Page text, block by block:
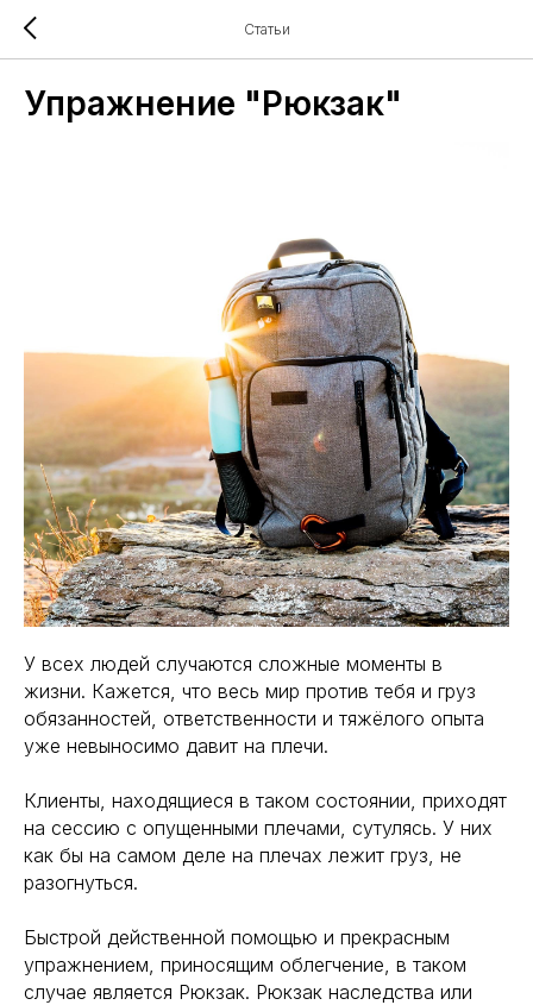
Статьи
Упражнение "Рюкзак"
У всех людей случаются сложные моменты в
жизни. Кажется, что весь мир против тебя и груз
обязанностей, ответственности и тяжёлого опыта
уже невыносимо давит на плечи.
Клиенты, находящиеся в таком состоянии, приходят
на сессию с опущенными плечами, сутулясь. У них
как бы на самом деле на плечах лежит груз, не
разогнуться.
Быстрой действенной помощью и прекрасным
упражнением, приносящим облегчение, в таком
случае является Рюкзак. Рюкзак наследства или